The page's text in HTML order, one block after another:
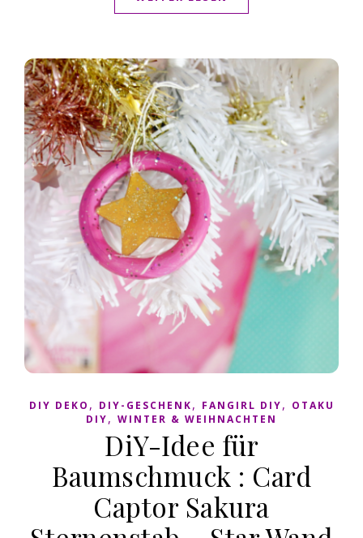
DIY DEKO , DIY-GESCHENK, FANGIRL DIY, OTAKU
DIY, WINTER & WEIHNACHTEN
DiY-Idee für
Baumschmuck : Card
Captor Sakura